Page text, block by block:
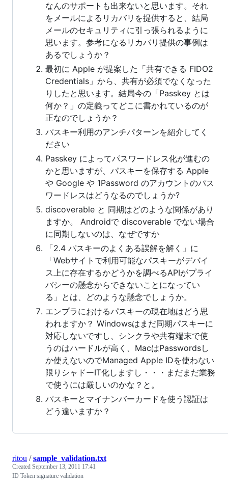
なんのサポートも出来ないと思います。それ
をメールによるリカバリを提供すると、結局
メールのセキュリティに引っ張られるように
思います。参考になるリカバリ提供の事例は
あるでしょうか？
最初に Apple が提案した「共有できる FIDO2
Credentials」から、共有が必須でなくなった
りしたと思います。結局今の「Passkey とは
何か？」の定義ってどこに書かれているのが
正なのでしょうか？
パスキー利用のアンチパターンを紹介してく
ださい
Passkey によってパスワードレス化が進むの
かと思いますが、パスキーを保存する Apple
や Google や 1Password のアカウントのパス
ワードレスはどうなるのでしょうか?
discoverable と 同期はどのような関係があり
ますか。 Androidで discoverable でない場合
に同期しないのは、なぜですか
「2.4 パスキーのよくある誤解を解く」に
「Webサイトで利用可能なパスキーがデバイ
ス上に存在するかどうかを調べるAPIがプライ
バシーの懸念からできないことになってい
る」とは、どのような懸念でしょうか。
エンプラにおけるパスキーの現在地はどう思
われますか？ Windowsはまだ同期パスキーに
対応しないですし、シンクラや共有端末で使
うのはハードルが高く、MacはPasswordsし
か使えないのでManaged Apple IDを使わない
限りシャドーIT化しますし・・・まだまだ業務
で使うには厳しいのかな？と。
パスキーとマイナンバーカードを使う認証は
どう違いますか？
ritou /sample_validation.txt
Created September 13, 2011 17:41
ID Token signature validation